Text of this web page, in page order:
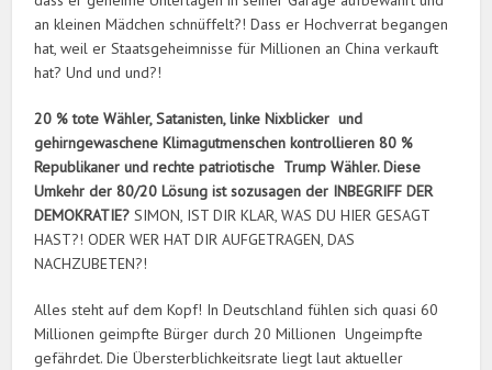
an kleinen Mädchen schnüffelt?! Dass er Hochverrat begangen
hat, weil er Staatsgeheimnisse für Millionen an China verkauft
hat? Und und und?!
20 % tote Wähler, Satanisten, linke Nixblicker und
gehirngewaschene Klimagutmenschen kontrollieren 80 %
Republikaner und rechte patriotische Trump Wähler. Diese
Umkehr der 80/20 Lösung ist sozusagen der INBEGRIFF DER
DEMOKRATIE?SIMON, IST DIR KLAR, WAS DU HIER GESAGT
HAST?! ODER WER HAT DIR AUFGETRAGEN, DAS
NACHZUBETEN?!
Alles steht auf dem Kopf! In Deutschland fühlen sich quasi 60
Millionen geimpfte Bürger durch 20 Millionen Ungeimpfte
gefährdet. Die Übersterblichkeitsrate liegt laut aktueller